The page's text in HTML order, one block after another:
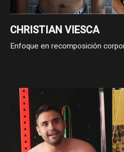
CHRISTIAN VIESCA
Enfoque en recomposición